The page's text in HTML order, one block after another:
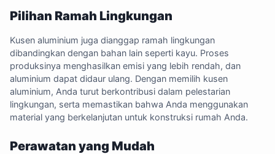
Pilihan Ramah Lingkungan
Kusen aluminium juga dianggap ramah lingkungan
dibandingkan dengan bahan lain seperti kayu. Proses
produksinya menghasilkan emisi yang lebih rendah, dan
aluminium dapat didaur ulang. Dengan memilih kusen
aluminium, Anda turut berkontribusi dalam pelestarian
lingkungan, serta memastikan bahwa Anda menggunakan
material yang berkelanjutan untuk konstruksi rumah Anda.
Perawatan yang Mudah